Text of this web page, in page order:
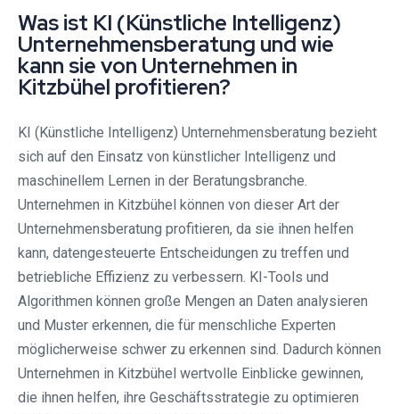
Was ist KI (Künstliche Intelligenz)
Unternehmensberatung und wie
kann sie von Unternehmen in
Kitzbühel profitieren?
KI (Künstliche Intelligenz) Unternehmensberatung bezieht
sich auf den Einsatz von künstlicher Intelligenz und
maschinellem Lernen in der Beratungsbranche.
Unternehmen in Kitzbühel können von dieser Art der
Unternehmensberatung profitieren, da sie ihnen helfen
kann, datengesteuerte Entscheidungen zu treffen und
betriebliche Effizienz zu verbessern. KI-Tools und
Algorithmen können große Mengen an Daten analysieren
und Muster erkennen, die für menschliche Experten
möglicherweise schwer zu erkennen sind. Dadurch können
Unternehmen in Kitzbühel wertvolle Einblicke gewinnen,
die ihnen helfen, ihre Geschäftsstrategie zu optimieren